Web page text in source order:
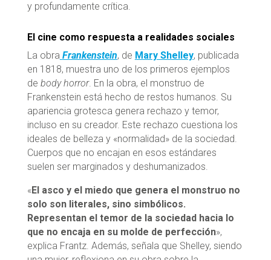
y profundamente crítica.
El cine como respuesta a realidades sociales
La obra Frankenstein, de Mary Shelley, publicada
en 1818, muestra uno de los primeros ejemplos
de body horror. En la obra, el monstruo de
Frankenstein está hecho de restos humanos. Su
apariencia grotesca genera rechazo y temor,
incluso en su creador. Este rechazo cuestiona los
ideales de belleza y «normalidad» de la sociedad.
Cuerpos que no encajan en esos estándares
suelen ser marginados y deshumanizados.
«El asco y el miedo que genera el monstruo no
solo son literales, sino simbólicos.
Representan el temor de la sociedad hacia lo
que no encaja en su molde de perfección»,
explica Frantz. Además, señala que Shelley, siendo